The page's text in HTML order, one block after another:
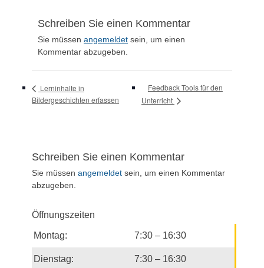
Schreiben Sie einen Kommentar
Sie müssen angemeldet sein, um einen
Kommentar abzugeben.
Lerninhalte in
Bildergeschichten erfassen
Feedback Tools für den
Unterricht
Schreiben Sie einen Kommentar
Sie müssen angemeldet sein, um einen Kommentar
abzugeben.
Öffnungszeiten
Montag: 7:30 – 16:30
Dienstag: 7:30 – 16:30